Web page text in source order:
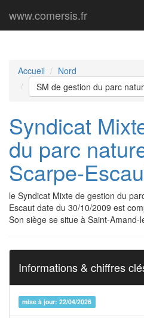
www.comersis.fr
Accueil
Nord
SM de gestion du parc
Syndicat
du parc
Scarpe-
le Syndicat Mixte de gestion du
Escaut date du 30/10/2009 est
Son siège se situe à Saint-Amand-
Informations & chiffres
mise à jour: 22/04/2026